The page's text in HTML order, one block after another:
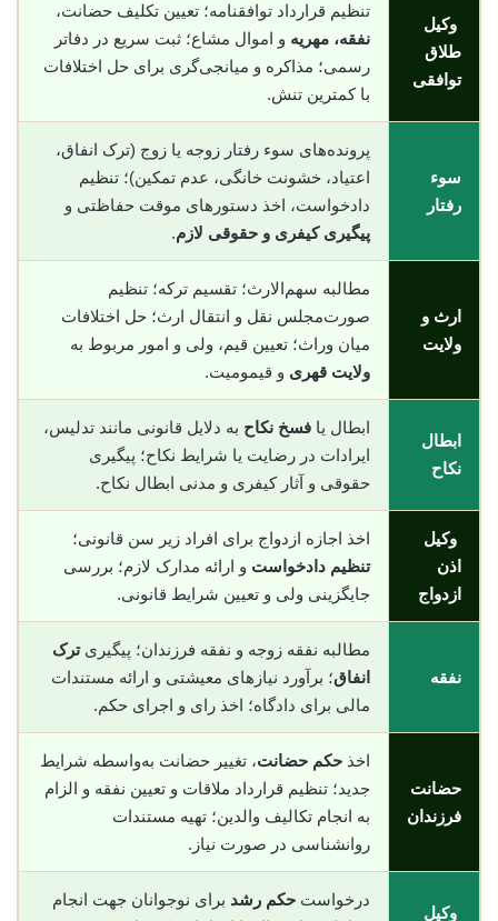
وکیل
طلاق
توافقی
تنظیم قرارداد توافقنامه؛ تعیین تکلیف حضانت،
نفقه، مهریه و اموال مشاع؛ ثبت سریع در دفاتر
رسمی؛ مذاکره و میانجی‌گری برای حل اختلافات
با کمترین تنش.
سوء
رفتار
پرونده‌های سوء رفتار زوجه یا زوج (ترک انفاق،
اعتیاد، خشونت خانگی، عدم تمکین)؛ تنظیم
دادخواست، اخذ دستورهای موقت حفاظتی و
پیگیری کیفری و حقوقی لازم.
ارث و
ولایت
مطالبه سهم‌الارث؛ تقسیم ترکه؛ تنظیم
صورت‌مجلس نقل و انتقال ارث؛ حل اختلافات
میان وراث؛ تعیین قیم، ولی و امور مربوط به
ولایت قهری و قیمومیت.
ابطال
نکاح
ابطال یا فسخ نکاح به دلایل قانونی مانند تدلیس،
ایرادات در رضایت یا شرایط نکاح؛ پیگیری
حقوقی و آثار کیفری و مدنی ابطال نکاح.
وکیل
اذن
ازدواج
اخذ اجازه ازدواج برای افراد زیر سن قانونی؛
تنظیم دادخواست و ارائه مدارک لازم؛ بررسی
جایگزینی ولی و تعیین شرایط قانونی.
نفقه
مطالبه نفقه زوجه و نفقه فرزندان؛ پیگیریترک
انفاق؛ برآورد نیازهای معیشتی و ارائه مستندات
مالی برای دادگاه؛ اخذ رای و اجرای حکم.
حضانت
فرزندان
اخذ حکم حضانت، تغییر حضانت به‌واسطه شرایط
جدید؛ تنظیم قرارداد ملاقات و تعیین نفقه و الزام
به انجام تکالیف والدین؛ تهیه مستندات
روانشناسی در صورت نیاز.
وکیل
درخواست حکم رشد برای نوجوانان جهت انجام